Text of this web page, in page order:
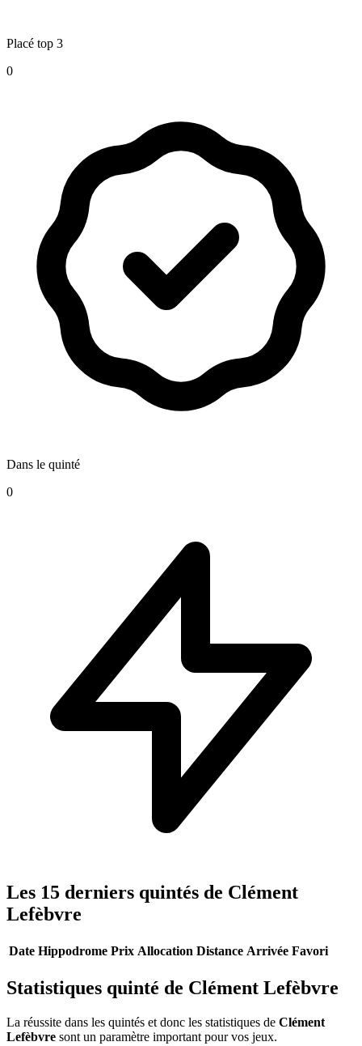
Placé top 3
0
Dans le quinté
0
Les 15 derniers quintés de Clément
Lefèbvre
Date Hippodrome Prix Allocation Distance Arrivée Favori
Statistiques quinté de Clément Lefèbvre
La réussite dans les quintés et donc les statistiques de Clément
Lefèbvre sont un paramètre important pour vos jeux.